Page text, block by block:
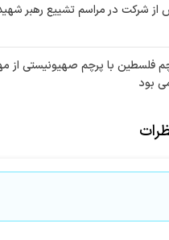
از شرکت در مراسم تشییع رهبر
فلسطین با پرچم صهیونیستی از
بود